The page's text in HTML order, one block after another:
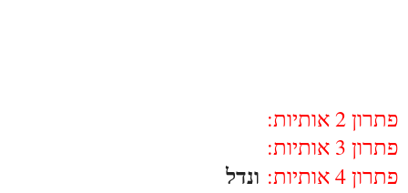
פתרון 2 אותיות:
פתרון 3 אותיות:
פתרון 4 אותיות:
ונדל